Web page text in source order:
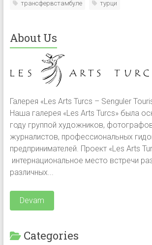
трансфервстамбуле турци
About Us
Галерея «Les Arts Turcs – Senguler
Наша галерея «Les Arts Turcs» была
году группой художников,
журналистов, профессиональных
предпринимателей. Проект «Les Arts
интернациональное место встречи
различных...
Devam
Categories